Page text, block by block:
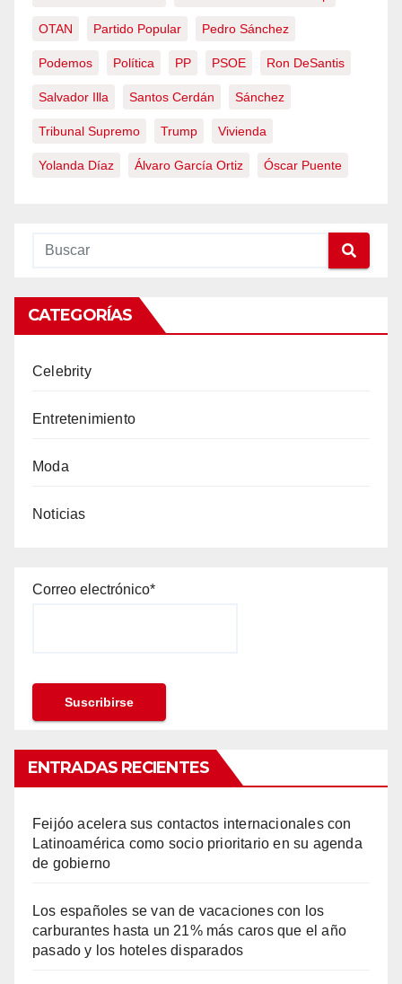
OTAN Partido Popular Pedro Sánchez
Podemos Política PP PSOE Ron DeSantis
Salvador Illa Santos Cerdán Sánchez
Tribunal Supremo Trump Vivienda
Yolanda Díaz Álvaro García Ortiz Óscar Puente
CATEGORÍAS
Celebrity
Entretenimiento
Moda
Noticias
Correo electrónico*
ENTRADAS RECIENTES
Feijóo acelera sus contactos internacionales con
Latinoamérica como socio prioritario en su agenda
de gobierno
Los españoles se van de vacaciones con los
carburantes hasta un 21% más caros que el año
pasado y los hoteles disparados